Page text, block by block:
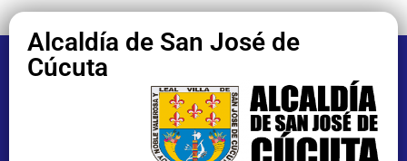
Alcaldía de San José de
Cúcuta